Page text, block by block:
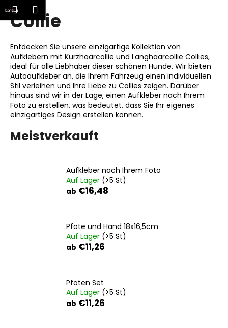
Zum
Inhalt
Warenkorb
Collie
Entdecken Sie unsere einzigartige Kollektion von
Aufklebern mit Kurzhaarcollie und Langhaarcollie Collies,
ideal für alle Liebhaber dieser schönen Hunde. Wir bieten
Autoaufkleber an, die Ihrem Fahrzeug einen individuellen
Stil verleihen und Ihre Liebe zu Collies zeigen. Darüber
hinaus sind wir in der Lage, einen Aufkleber nach Ihrem
Foto zu erstellen, was bedeutet, dass Sie Ihr eigenes
einzigartiges Design erstellen können.
Meistverkauft
Aufkleber nach Ihrem Foto
Auf Lager (>5 St)
ab €16,48
Pfote und Hand 18x16,5cm
Auf Lager (>5 St)
ab €11,26
Pfoten Set
Auf Lager (>5 St)
ab €11,26
W
a
Zurück
Zurück
W
a
s
s
u
c
h